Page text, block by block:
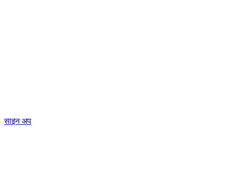
साइन अप